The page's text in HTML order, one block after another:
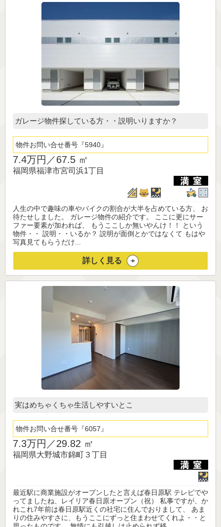
ガレージ物件探している方・・説明いりますか？
物件お問い合せ番号 5940
7.4万円／67.5 ㎡
福岡県福津市宮司浜1丁目
人生の中で趣味の車やバイクの割合が大半を占めている方、 お
待たせしました。 ガレージ物件の紹介です。 ここに更にサー
ファー要素が加われば、 もうここしか無いやんけ！！ という
物件・・ 説明・・いるか？ 説明が面倒とかではなくて もはや
写真見てもらうだけ...
詳しく見る
実はめちゃくちゃ生活しやすいとこ
物件お問い合せ番号 6057
7.3万円／29.82 ㎡
福岡県大野城市錦町３丁目
最近駅に商業施設がオープンしたと言えば春日原駅 テレビでや
ってましたね、レイリア春日原オープン（祝） 私事ですが、か
れこれ7年前は春日原駅近くの社宅に住んでおりまして、 あま
りの住みやすさに、もうここにずっと住まわせてくれよ・・と